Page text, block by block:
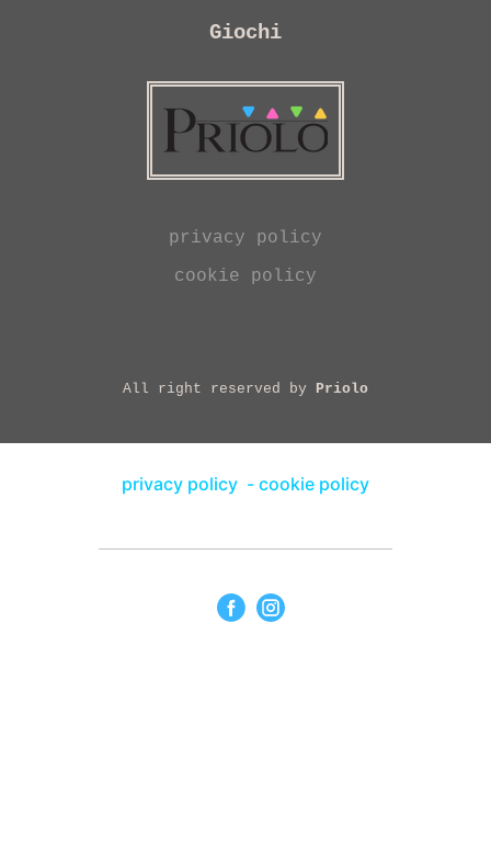
Giochi
privacy policy
cookie policy
All right reserved by Priolo
privacy policy - cookie policy